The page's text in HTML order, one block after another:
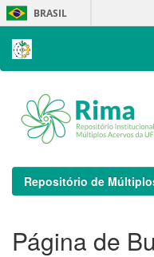
Skip
navigation
BRASIL
Repositório de
Página de